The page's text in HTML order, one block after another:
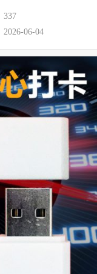
337
2026-06-04